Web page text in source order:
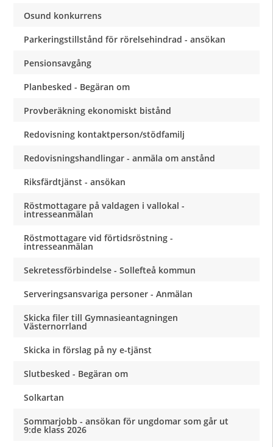
Osund konkurrens
Parkeringstillstånd för rörelsehindrad - ansökan
Pensionsavgång
Planbesked - Begäran om
Provberäkning ekonomiskt bistånd
Redovisning kontaktperson/stödfamilj
Redovisningshandlingar - anmäla om anstånd
Riksfärdtjänst - ansökan
Röstmottagare på valdagen i vallokal -
intresseanmälan
Röstmottagare vid förtidsröstning -
intresseanmälan
Sekretessförbindelse - Sollefteå kommun
Serveringsansvariga personer - Anmälan
Skicka filer till Gymnasieantagningen
Västernorrland
Skicka in förslag på ny e-tjänst
Slutbesked - Begäran om
Solkartan
Sommarjobb - ansökan för ungdomar som går ut
9:de klass 2026